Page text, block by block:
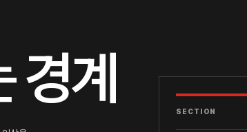
경계 SECTION